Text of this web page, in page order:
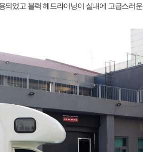
되었고 블랙 헤드라이닝이 실내에 고급스러운